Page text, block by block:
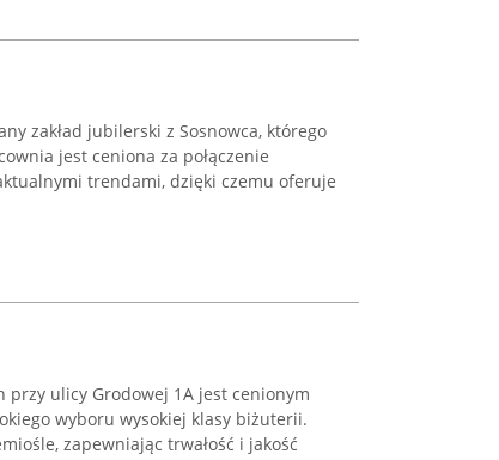
zakład jubilerski z Sosnowca, którego
jest ceniona za połączenie
trendami, dzięki czemu oferuje
przy ulicy Grodowej 1A jest cenionym
wyboru wysokiej klasy biżuterii.
zapewniając trwałość i jakość